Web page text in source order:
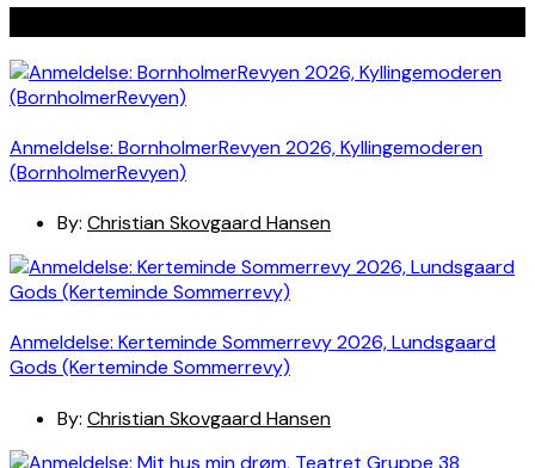
Anmeldelse: BornholmerRevyen 2026, Kyllingemoderen
(BornholmerRevyen)
By: Christian Skovgaard Hansen
Anmeldelse: Kerteminde Sommerrevy 2026, Lundsgaard
Gods (Kerteminde Sommerrevy)
By: Christian Skovgaard Hansen